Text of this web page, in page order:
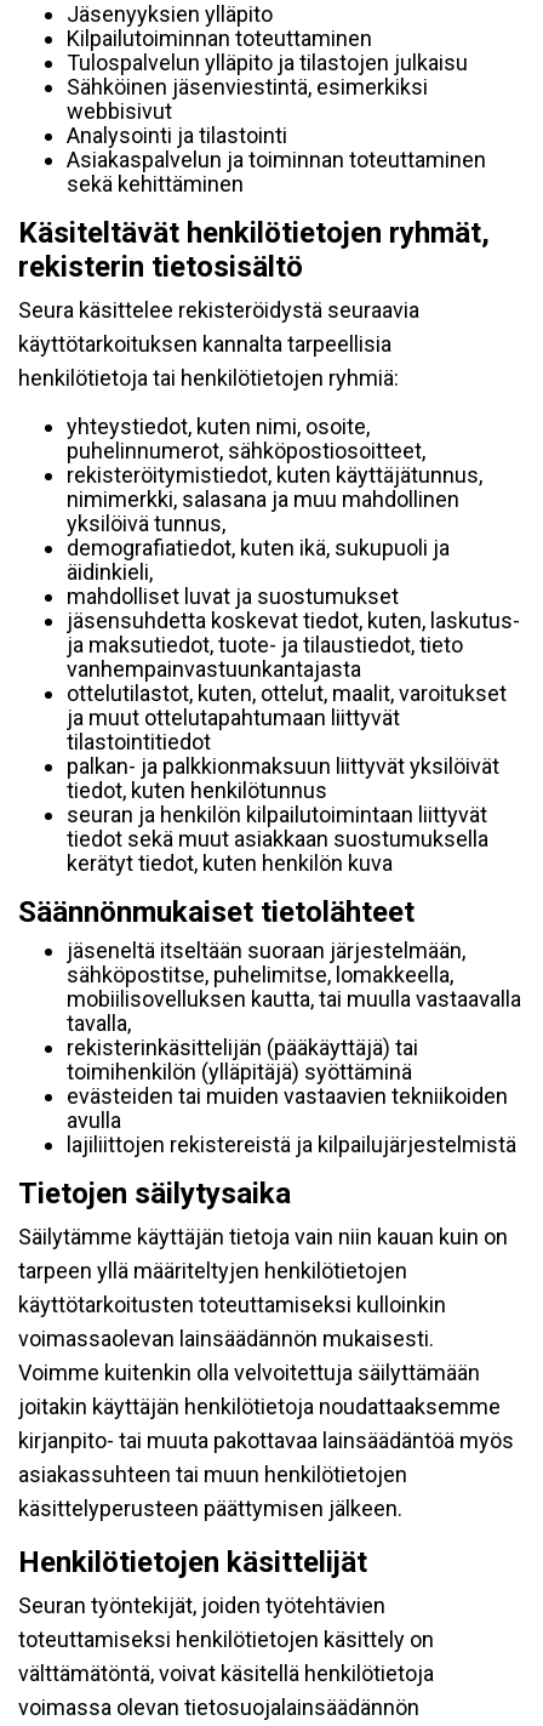
Jäsenyyksien ylläpito
Kilpailutoiminnan toteuttaminen
Tulospalvelun ylläpito ja tilastojen julkaisu
Sähköinen jäsenviestintä, esimerkiksi
webbisivut
Analysointi ja tilastointi
Asiakaspalvelun ja toiminnan toteuttaminen
sekä kehittäminen
Käsiteltävät henkilötietojen ryhmät,
rekisterin tietosisältö
Seura käsittelee rekisteröidystä seuraavia
käyttötarkoituksen kannalta tarpeellisia
henkilötietoja tai henkilötietojen ryhmiä:
yhteystiedot, kuten nimi, osoite,
puhelinnumerot, sähköpostiosoitteet,
rekisteröitymistiedot, kuten käyttäjätunnus,
nimimerkki, salasana ja muu mahdollinen
yksilöivä tunnus,
demografiatiedot, kuten ikä, sukupuoli ja
äidinkieli,
mahdolliset luvat ja suostumukset
jäsensuhdetta koskevat tiedot, kuten, laskutus-
ja maksutiedot, tuote- ja tilaustiedot, tieto
vanhempainvastuunkantajasta
ottelutilastot, kuten, ottelut, maalit, varoitukset
ja muut ottelutapahtumaan liittyvät
tilastointitiedot
palkan- ja palkkionmaksuun liittyvät yksilöivät
tiedot, kuten henkilötunnus
seuran ja henkilön kilpailutoimintaan liittyvät
tiedot sekä muut asiakkaan suostumuksella
kerätyt tiedot, kuten henkilön kuva
Säännönmukaiset tietolähteet
jäseneltä itseltään suoraan järjestelmään,
sähköpostitse, puhelimitse, lomakkeella,
mobiilisovelluksen kautta, tai muulla vastaavalla
tavalla,
rekisterinkäsittelijän (pääkäyttäjä) tai
toimihenkilön (ylläpitäjä) syöttäminä
evästeiden tai muiden vastaavien tekniikoiden
avulla
lajiliittojen rekistereistä ja kilpailujärjestelmistä
Tietojen säilytysaika
Säilytämme käyttäjän tietoja vain niin kauan kuin on
tarpeen yllä määriteltyjen henkilötietojen
käyttötarkoitusten toteuttamiseksi kulloinkin
voimassaolevan lainsäädännön mukaisesti.
Voimme kuitenkin olla velvoitettuja säilyttämään
joitakin käyttäjän henkilötietoja noudattaaksemme
kirjanpito- tai muuta pakottavaa lainsäädäntöä myös
asiakassuhteen tai muun henkilötietojen
käsittelyperusteen päättymisen jälkeen.
Henkilötietojen käsittelijät
Seuran työntekijät, joiden työtehtävien
toteuttamiseksi henkilötietojen käsittely on
välttämätöntä, voivat käsitellä henkilötietoja
voimassa olevan tietosuojalainsäädännön